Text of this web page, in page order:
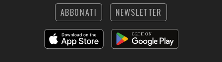
ABBONATI NEWSLETTER